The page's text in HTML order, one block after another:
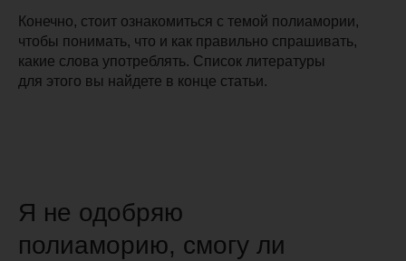
Конечно, стоит ознакомиться с темой полиамории,
чтобы понимать, что и как правильно спрашивать,
какие слова употреблять. Список литературы
для этого вы найдете в конце статьи.
Я не одобряю
полиаморию, смогу ли